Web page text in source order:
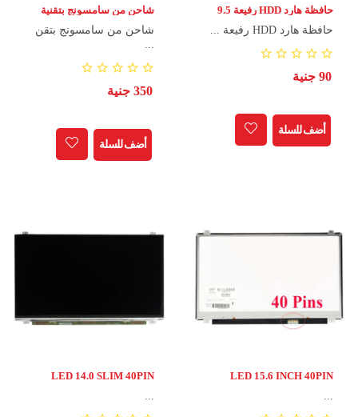
حافظة هارد HDD رفيعة 9.5
توب.
حافظة هارد HDD رفيعة ...
90 جنية
أضف للسلة
شاحن من سامسونج بتقنية
أجهزة الحاسوب المحمولة، 14شاحن من سامسونج بتقن
...
350 جنية
أضف للسلة
LED 15.6 INCH 40PIN
...
LED 14.0 SLIM 40PIN
...